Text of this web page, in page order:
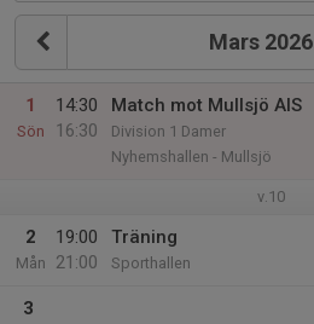
Mars 2026
1
Sön
14:30
16:30
Match mot Mullsjö AIS
Division 1 Damer
Nyhemshallen - Mullsjö
v.10
2
Mån
19:00
21:00
Träning
Sporthallen
3